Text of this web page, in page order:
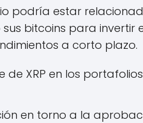
podría estar
bitcoins para invertir
a corto plazo.
de XRP en los
en torno a la